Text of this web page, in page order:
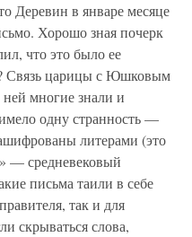
Деревин в январе месяце
Хорошо зная почерк
что это было ее
Связь царицы с Юшковым
многие знали и
одну странность —
литерами (это
— средневековый
письма таили в себе
так и для
скрываться слова,